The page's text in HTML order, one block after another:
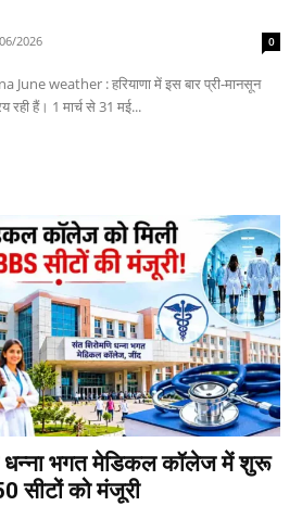
2026 0
June weather : हरियाणा में इस बार प्री-मानसून
रही हैं। 1 मार्च से 31 मई...
धन्ना भगत मेडिकल कॉलेज में शुरू
सीटों को मंजूरी